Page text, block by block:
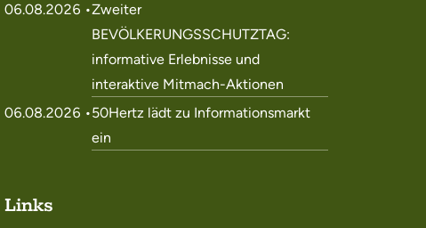
06.08.2026 •Zweiter
BEVÖLKERUNGSSCHUTZTAG:
informative Erlebnisse und
interaktive Mitmach-Aktionen
06.08.2026 •50Hertz lädt zu Informationsmarkt
ein
Links